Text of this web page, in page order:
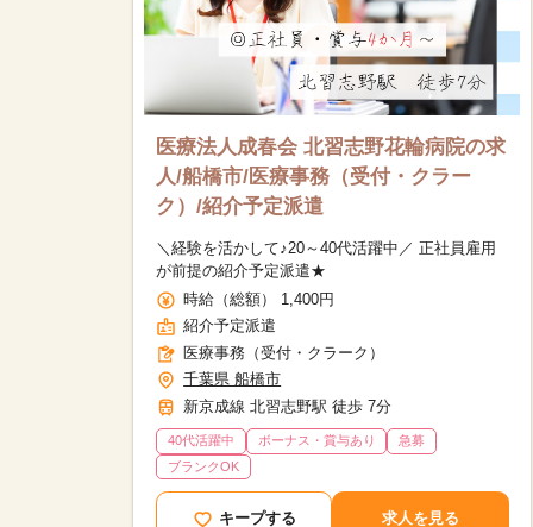
医療法人成春会 北習志野花輪病院の求
人/船橋市/医療事務（受付・クラー
ク）/紹介予定派遣
＼経験を活かして♪20～40代活躍中／ 正社員雇用
が前提の紹介予定派遣★
時給（総額） 1,400円
紹介予定派遣
医療事務（受付・クラーク）
千葉県 船橋市
新京成線 北習志野駅 徒歩 7分
40代活躍中 ボーナス・賞与あり
急募
ブランクOK
キープする 求人を見る
17,033 件